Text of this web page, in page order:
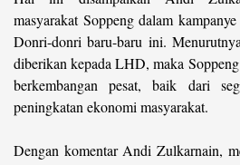
masyarakat Soppeng dalam
Donri-donri baru-baru ini.
diberikan kepada LHD, maka
berkembangan pesat, baik dari
peningkatan ekonomi masyarakat.
Dengan komentar Andi Zulkarnain,